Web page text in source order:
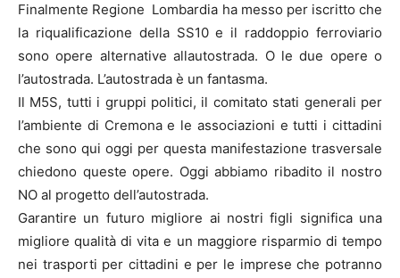
Finalmente Regione Lombardia ha messo per iscritto che
la riqualificazione della SS10 e il raddoppio ferroviario
sono opere alternative allautostrada. O le due opere o
l’autostrada. L’autostrada è un fantasma.
Il M5S, tutti i gruppi politici, il comitato stati generali per
l’ambiente di Cremona e le associazioni e tutti i cittadini
che sono qui oggi per questa manifestazione trasversale
chiedono queste opere. Oggi abbiamo ribadito il nostro
NO al progetto dell’autostrada.
Garantire un futuro migliore ai nostri figli significa una
migliore qualità di vita e un maggiore risparmio di tempo
nei trasporti per cittadini e per le imprese che potranno